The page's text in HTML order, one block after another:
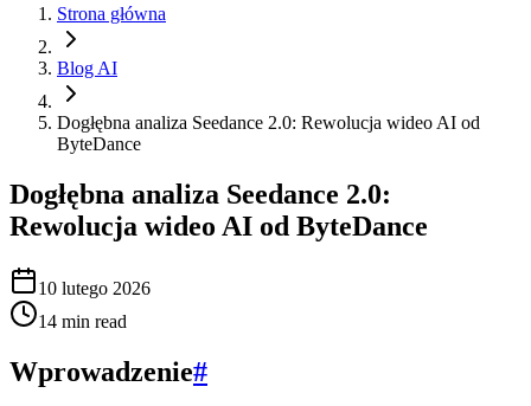
Strona główna
Blog AI
Dogłębna analiza Seedance 2.0: Rewolucja wideo AI od
ByteDance
Dogłębna analiza Seedance 2.0:
Rewolucja wideo AI od ByteDance
10 lutego 2026
14 min read
Wprowadzenie#